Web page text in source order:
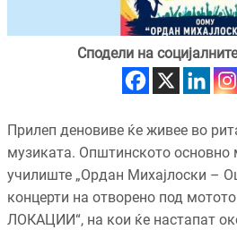
Сподели на
Прилеп деновиве ќе живее во
музиката. Општинското основно
училиште „Ордан Михајлоски –
концерти на отворено под
ЛОКАЦИИ“, на кои ќе настапат